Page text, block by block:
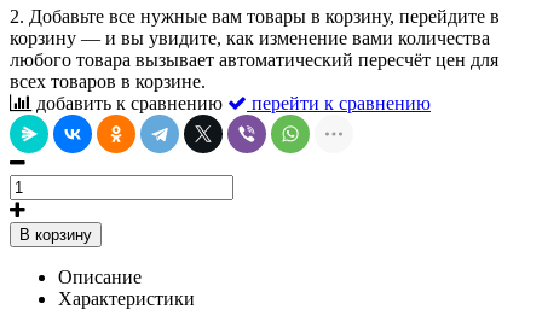
2. Добавьте все нужные вам товары в корзину, перейдите в
корзину — и вы увидите, как изменение вами количества
любого товара вызывает автоматический пересчёт цен для
всех товаров в корзине.
добавить к сравнению
перейти к сравнению
В корзину
Описание
Характеристики